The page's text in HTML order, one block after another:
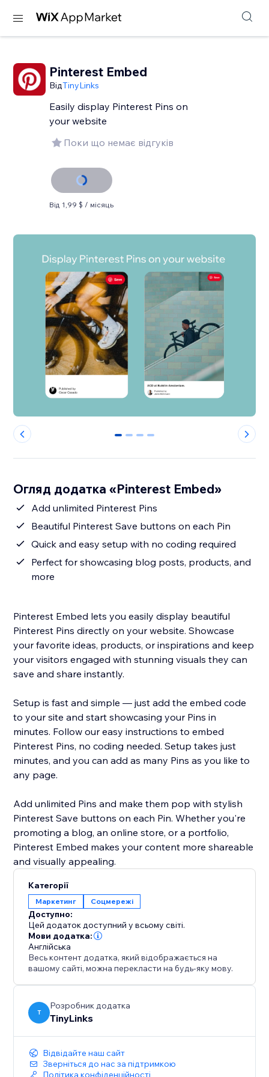
Pinterest Embed
ВідTinyLinks
Easily display Pinterest Pins on
your website
Поки що немає відгуків
Від 1,99 $ / місяць
0 1 2 3
Огляд додатка «Pinterest Embed»
Add unlimited Pinterest Pins
Beautiful Pinterest Save buttons on each Pin
Quick and easy setup with no coding required
Perfect for showcasing blog posts, products, and
more
Pinterest Embed lets you easily display beautiful
Pinterest Pins directly on your website. Showcase
your favorite ideas, products, or inspirations and keep
your visitors engaged with stunning visuals they can
save and share instantly.
Setup is fast and simple — just add the embed code
to your site and start showcasing your Pins in
minutes. Follow our easy instructions to embed
Pinterest Pins, no coding needed. Setup takes just
minutes, and you can add as many Pins as you like to
any page.
Add unlimited Pins and make them pop with stylish
Pinterest Save buttons on each Pin. Whether you're
promoting a blog, an online store, or a portfolio,
Pinterest Embed makes your content more shareable
and visually appealing.
Категорії
Маркетинг Соцмережі
Доступно:
Цей додаток доступний у всьому світі.
Мови додатка:
Англійська
Весь контент додатка, який відображається на
вашому сайті, можна перекласти на будь-яку мову.
T
Розробник додатка
TinyLinks
Відвідайте наш сайт
Зверніться до нас за підтримкою
Політика конфіденційності